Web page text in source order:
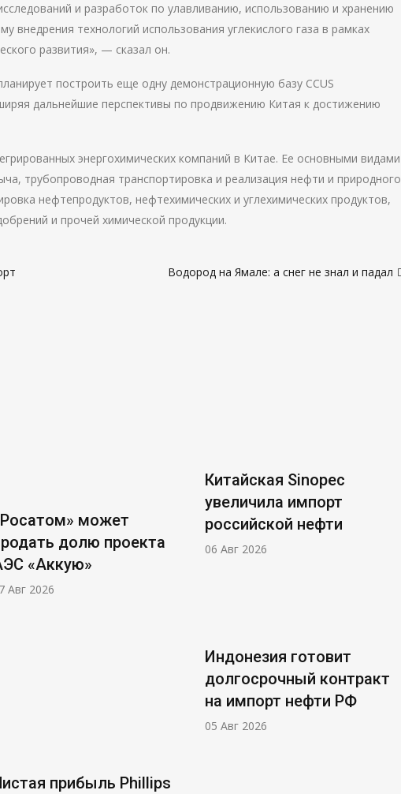
и разработок по улавливанию, использованию и хранению
внедрения технологий использования углекислого газа в рамках
развития», — сказал он.
построить еще одну демонстрационную базу CCUS
дальнейшие перспективы по продвижению Китая к достижению
энергохимических компаний в​ Китае. Ее основными видами
трубопроводная транспортировка и реализация нефти и природного
нефтепродуктов, нефтехимических и углехимических продуктов,
и прочей химической продукции.
Водород на Ямале: а снег не знал и падал
может
долю проекта
«Аккую»
Авг 2026
Китайская Sinopec
увеличила импорт
российской нефти
06 Авг 2026
прибыль Phillips
Индонезия готовит
долгосрочный контракт
на импорт нефти РФ
05 Авг 2026